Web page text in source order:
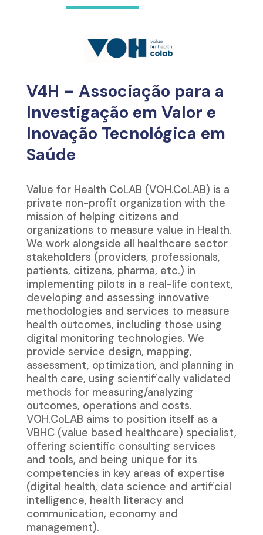
V4H – Associação para a
Investigação em Valor e
Inovação Tecnológica em
Saúde
Value for Health CoLAB (VOH.CoLAB) is a
private non-profit organization with the
mission of helping citizens and
organizations to measure value in Health.
We work alongside all healthcare sector
stakeholders (providers, professionals,
patients, citizens, pharma, etc.) in
implementing pilots in a real-life context,
developing and assessing innovative
methodologies and services to measure
health outcomes, including those using
digital monitoring technologies. We
provide service design, mapping,
assessment, optimization, and planning in
health care, using scientifically validated
methods for measuring/analyzing
outcomes, operations and costs.
VOH.CoLAB aims to position itself as a
VBHC (value based healthcare) specialist,
offering scientific consulting services
and tools, and being unique for its
competencies in key areas of expertise
(digital health, data science and artificial
intelligence, health literacy and
communication, economy and
management).